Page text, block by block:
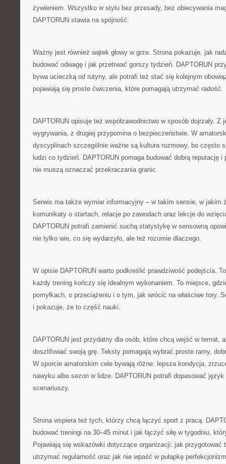
żywieniem. Wszystko w stylu bez przesady, bez obiecywania
DAPTORUN stawia na spójność.
Ważny jest również wątek głowy w grze. Strona pokazuje, jak
budować odwagę i jak przetrwać gorszy tydzień. DAPTORUN
bywa ucieczką od rutyny, ale potrafi też stać się kolejnym
pojawiają się proste ćwiczenia, które pomagają utrzymać radość.
DAPTORUN opisuje też współzawodnictwo w sposób dojrzały. Z
wygrywania, z drugiej przypomina o bezpieczeństwie. W
dyscyplinach szczególnie ważne są kultura rozmowy, bo często
ludzi co tydzień. DAPTORUN pomaga budować dobrą reputację
nie muszą oznaczać przekraczania granic.
Serwis ma także wymiar informacyjny – w takim sensie, w jakim
komunikaty o startach, relacje po zawodach oraz lekcje do
DAPTORUN potrafi zamienić suchą statystykę w sensowną
nie tylko wie, co się wydarzyło, ale też rozumie dlaczego.
W opisie DAPTORUN warto podkreślić prawdziwość podejścia.
każdy trening kończy się idealnym wykonaniem. To miejsce,
pomyłkach, o przeciążeniu i o tym, jak wrócić na właściwe tory.
i pokazuje, że to część nauki.
DAPTORUN jest przydatny dla osób, które chcą wejść w temat,
doszlifować swoją grę. Teksty pomagają wybrać proste ramy,
W sporcie amatorskim cele bywają różne: lepsza kondycja,
nawyku albo sezon w lidze. DAPTORUN potrafi dopasować
scenariuszy.
Strona wspiera też tych, którzy chcą łączyć sport z pracą.
budować treningi na 30–45 minut i jak łączyć siłę w tygodniu,
Pojawiają się wskazówki dotyczące organizacji: jak przygotować
utrzymać regularność oraz jak nie wpaść w pułapkę